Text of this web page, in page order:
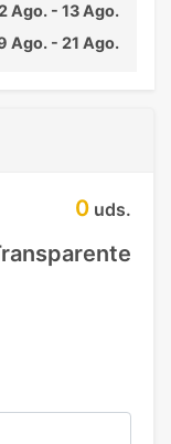
Ago. - 13 Ago.
Ago. - 21 Ago.
0 uds.